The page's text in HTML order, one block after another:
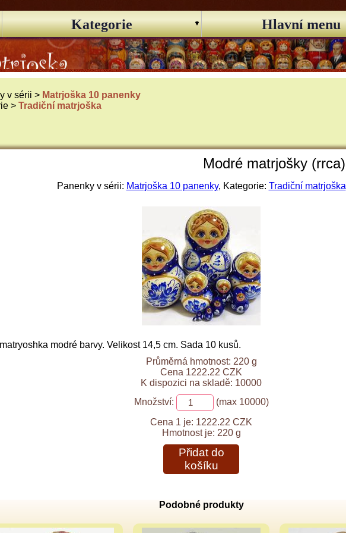
Kategorie Hlavní menu
v sérii > Matrjoška 10 panenky
>Tradiční matrjoška
Modré matrjošky (rrca)
Panenky v sérii: Matrjoška 10 panenky, Kategorie: Tradiční matrjoška
modré barvy. Velikost 14,5 cm. Sada 10 kusů.
Průměrná hmotnost: 220 g
Cena 1222.22 CZK
K dispozici na skladě: 10000
Množství:
(max 10000)
Cena 1 je: 1222.22 CZK
Hmotnost je: 220 g
Přidat do
košíku
Podobné produkty